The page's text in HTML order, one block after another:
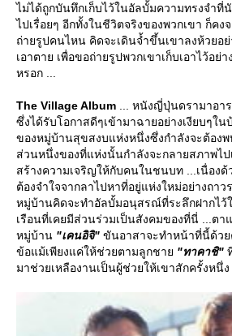
ไม่ได้ถูกบันทึกเก็บไว้ในอัลบั้มความทรงจำ
ไปเรื่อยๆ อีกทั้งในชีวิตจริงของพวกเขา ก็คง
ถ่ายรูปคนไหน คิดจะเดินจ้ำขึ้นเขาลงห้วยอย่
เอาตาย เพื่อขอถ่ายรูปพวกเขาเก็บเอาไว้อย่
หรอก ...
The Village Album ... หนังญี่ปุ่นดรามาอา
ซึ่งได้รับโอกาสดีๆเข้ามาฉายอย่างเงียบๆใน
ของหมู่บ้านสุขสงบแห่งหนึ่งซึ่งกำลังจะต้องพ
ส่วนหนึ่งของที่แห่งนั้นกำลังจะกลายสภาพไ
สร้างความเจริญให้กับคนในชนบท ...เนื่อง
ต้องจำใจจากลาไปหาที่อยู่แห่งใหม่อย่างถาว
หมู่บ้านคิดจะทำอัลบั้มอนุสรณ์ที่ระลึกฝากไว้
เรือนที่เคยมีส่วนร่วมเป็นสังคมของที่นี่ ...ตา
หมู่บ้าน "เคนอิจิ" ขันอาสาจะทำหน้าที่นี้ด้วย
ข้อแม้เพียงแค่ให้ช่วยตามลูกชา "ทาคาชิ"
มาช่วยเหลืองานเป็นผู้ช่วยให้เขาสักครั้งหนึ่ง